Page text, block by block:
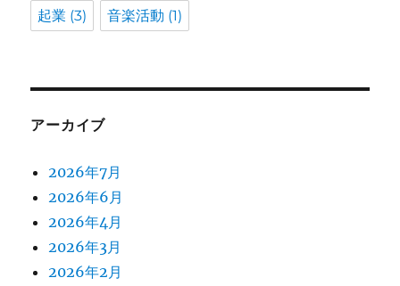
起業 (3) 音楽活動 (1)
アーカイブ
2026年7月
2026年6月
2026年4月
2026年3月
2026年2月